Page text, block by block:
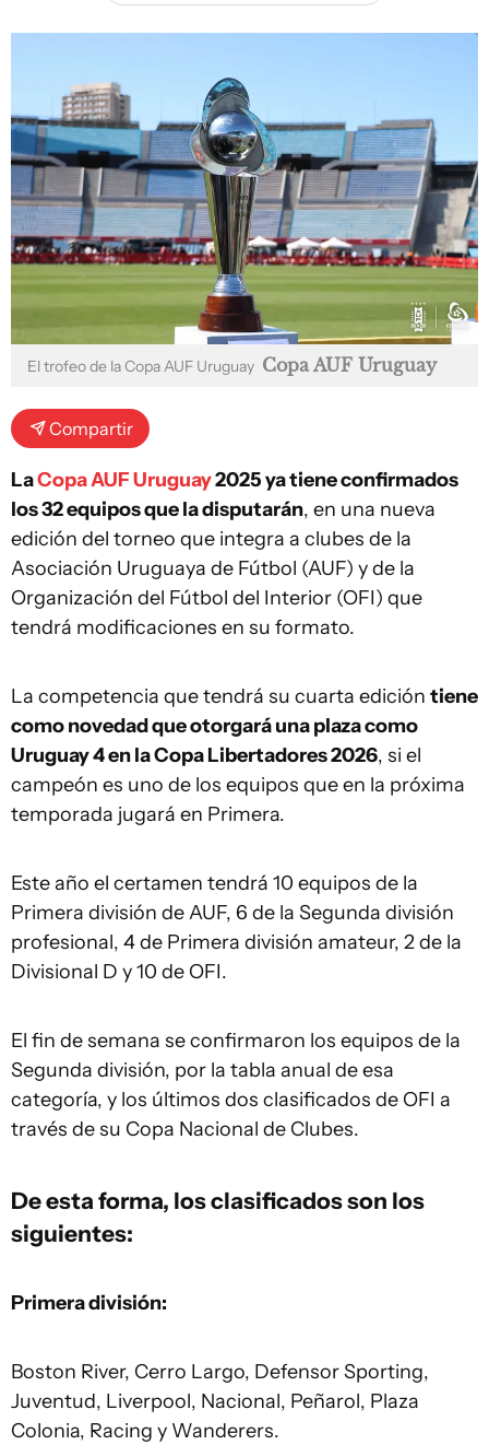
El trofeo de la Copa AUF Uruguay Copa AUF Uruguay
Compartir
LaCopa AUF Uruguay2025 ya tiene confirmados
los 32 equipos que la disputarán, en una nueva
edición del torneo que integra a clubes de la
Asociación Uruguaya de Fútbol (AUF) y de la
Organización del Fútbol del Interior (OFI) que
tendrá modificaciones en su formato.
La competencia que tendrá su cuarta edición tiene
como novedad que otorgará una plaza como
Uruguay 4 en la Copa Libertadores 2026, si el
campeón es uno de los equipos que en la próxima
temporada jugará en Primera.
Este año el certamen tendrá 10 equipos de la
Primera división de AUF, 6 de la Segunda división
profesional, 4 de Primera división amateur, 2 de la
Divisional D y 10 de OFI.
El fin de semana se confirmaron los equipos de la
Segunda división, por la tabla anual de esa
categoría, y los últimos dos clasificados de OFI a
través de su Copa Nacional de Clubes.
De esta forma, los clasificados son los
siguientes:
Primera división:
Boston River, Cerro Largo, Defensor Sporting,
Juventud, Liverpool, Nacional, Peñarol, Plaza
Colonia, Racing y Wanderers.